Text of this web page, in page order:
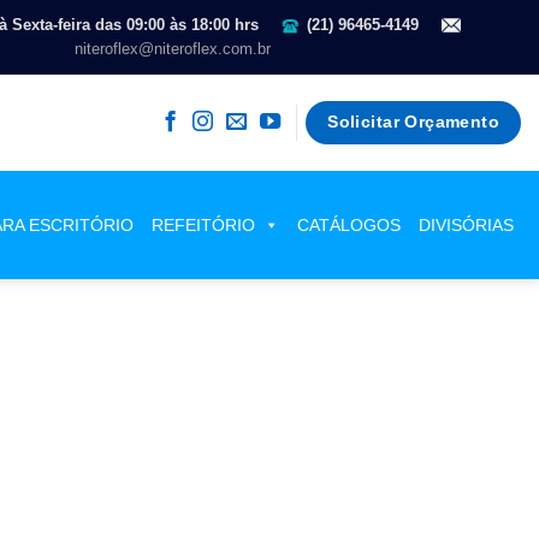
Sexta-feira das 09:00 às 18:00 hrs
(21) 96465-4149
niteroflex@niteroflex.com.br
Solicitar Orçamento
ESCRITÓRIO REFEITÓRIO CATÁLOGOS DIVISÓRIAS